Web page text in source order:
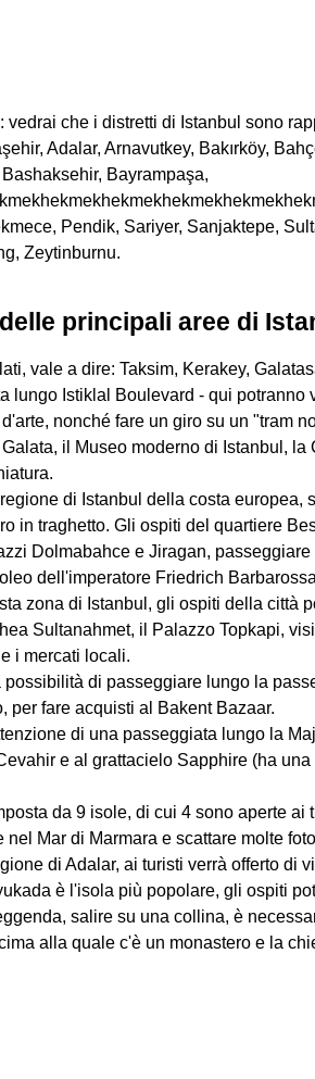
che i distretti di Istanbul sono
Adalar, Arnavutkey, Bakırköy,
Bayrampaşa,
Pendik, Sariyer, Sanjaktepe,
Zeytinburnu.
principali aree di
vale a dire: Taksim, Kerakey,
lungo Istiklal Boulevard - qui potranno
nonché fare un giro su un "tram
il Museo moderno di Istanbul, la
di Istanbul della costa europea,
in traghetto. Gli ospiti del quartiere
Dolmabahce e Jiragan,
dell'imperatore Friedrich
zona di Istanbul, gli ospiti della città
Sultanahmet, il Palazzo Topkapi,
i mercati locali.
di passeggiare lungo la
per fare acquisti al Bakent Bazaar.
di una passeggiata lungo la
e al grattacielo Sapphire (ha
da 9 isole, di cui 4 sono aperte ai
Mar di Marmara e scattare molte
di Adalar, ai turisti verrà offerto di
è l'isola più popolare, gli ospiti
salire su una collina, è
alla quale c'è un monastero e la